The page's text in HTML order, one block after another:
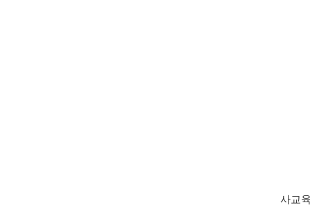
사교